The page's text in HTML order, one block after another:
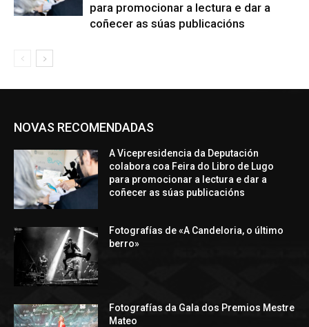
para promocionar a lectura e dar a
coñecer as súas publicacións
NOVAS RECOMENDADAS
A Vicepresidencia da Deputación
colabora coa Feira do Libro de Lugo
para promocionar a lectura e dar a
coñecer as súas publicacións
Fotografías de «A Candeloria, o último
berro»
Fotografías da Gala dos Premios Mestre
Mateo